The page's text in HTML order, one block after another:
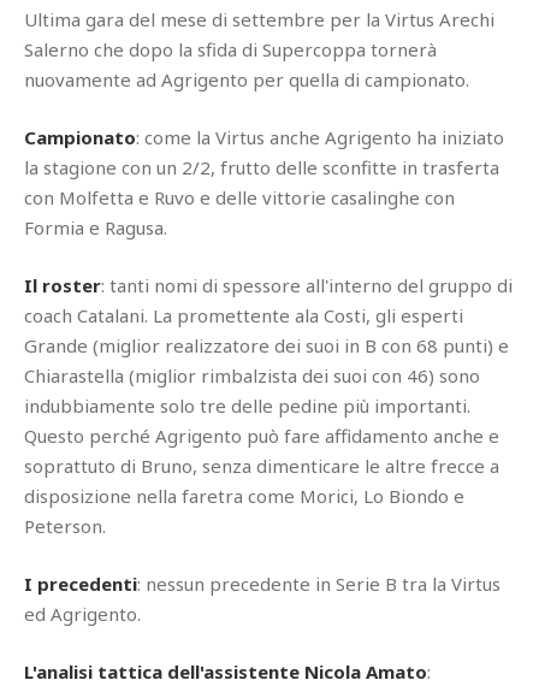
Ultima gara del mese di settembre per la Virtus Arechi
Salerno che dopo la sfida di Supercoppa tornerà
nuovamente ad Agrigento per quella di campionato.
Campionato: come la Virtus anche Agrigento ha iniziato
la stagione con un 2/2, frutto delle sconfitte in trasferta
con Molfetta e Ruvo e delle vittorie casalinghe con
Formia e Ragusa.
Il roster: tanti nomi di spessore all'interno del gruppo di
coach Catalani. La promettente ala Costi, gli esperti
Grande (miglior realizzatore dei suoi in B con 68 punti) e
Chiarastella (miglior rimbalzista dei suoi con 46) sono
indubbiamente solo tre delle pedine più importanti.
Questo perché Agrigento può fare affidamento anche e
soprattuto di Bruno, senza dimenticare le altre frecce a
disposizione nella faretra come Morici, Lo Biondo e
Peterson.
I precedenti: nessun precedente in Serie B tra la Virtus
ed Agrigento.
L'analisi tattica dell'assistente Nicola Amato: